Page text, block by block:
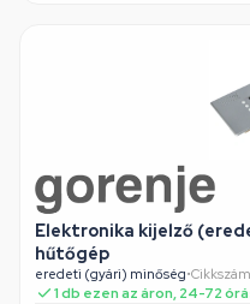
Elektronika kijelző
hűtőgép
eredeti (gyári) minőség•
1 db ezen az áron, 24-72